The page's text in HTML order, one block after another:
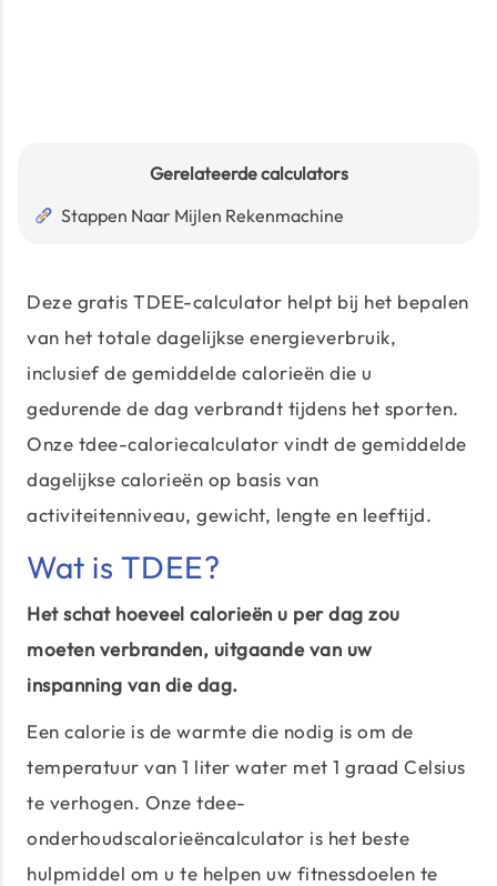
Gerelateerde calculators
Stappen Naar Mijlen Rekenmachine
Deze gratis TDEE-calculator helpt bij het bepalen
van het totale dagelijkse energieverbruik,
inclusief de gemiddelde calorieën die u
gedurende de dag verbrandt tijdens het sporten.
Onze tdee-caloriecalculator vindt de gemiddelde
dagelijkse calorieën op basis van
activiteitenniveau, gewicht, lengte en leeftijd.
Wat is TDEE?
Het schat hoeveel calorieën u per dag zou
moeten verbranden, uitgaande van uw
inspanning van die dag.
Een calorie is de warmte die nodig is om de
temperatuur van 1 liter water met 1 graad Celsius
te verhogen. Onze tdee-
onderhoudscalorieëncalculator is het beste
hulpmiddel om u te helpen uw fitnessdoelen te